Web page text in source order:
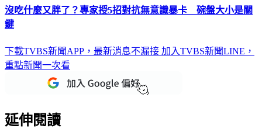
沒吃什麼又胖了？專家授5招對抗無意識暴卡 碗盤大小是關
鍵
下載TVBS新聞APP，最新消息不漏接 加入TVBS新聞LINE，
重點新聞一次看
延伸閱讀